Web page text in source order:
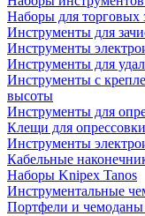
Наборы для торговых
Инструменты для
Инструменты
Инструменты для
Инструменты с
высоты
Инструменты для
Клещи для опрессовки
Инструменты
Кабельные
Наборы Knipex Tanos
Инструментальные
Портфели и чемоданы